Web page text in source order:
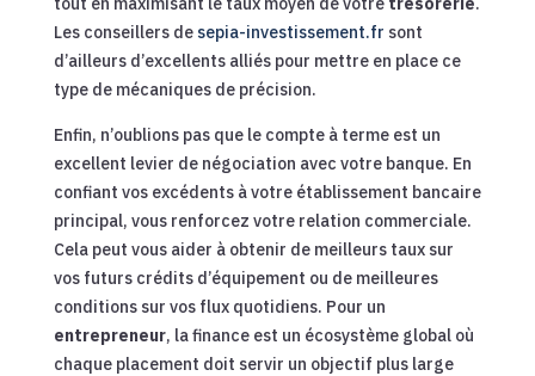
Les conseillers de sepia-investissement.fr sont
d’ailleurs d’excellents alliés pour mettre en place ce
type de mécaniques de précision.
Enfin, n’oublions pas que le compte à terme est un
excellent levier de négociation avec votre banque. En
confiant vos excédents à votre établissement bancaire
principal, vous renforcez votre relation commerciale.
Cela peut vous aider à obtenir de meilleurs taux sur
vos futurs crédits d’équipement ou de meilleures
conditions sur vos flux quotidiens. Pour un
entrepreneur, la finance est un écosystème global où
chaque placement doit servir un objectif plus large